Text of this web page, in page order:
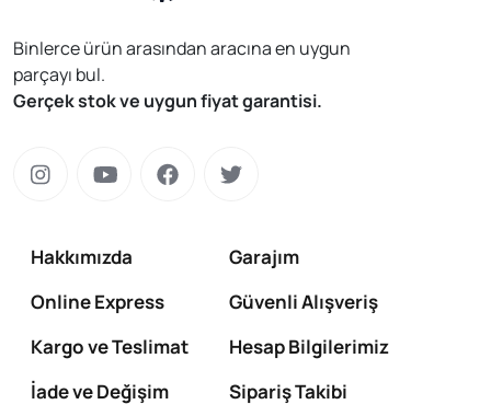
Binlerce ürün arasından aracına en uygun
parçayı bul.
Gerçek stok ve uygun fiyat garantisi.
Hakkımızda
Garajım
Online Express
Güvenli Alışveriş
Kargo ve Teslimat
Hesap Bilgilerimiz
İade ve Değişim
Sipariş Takibi